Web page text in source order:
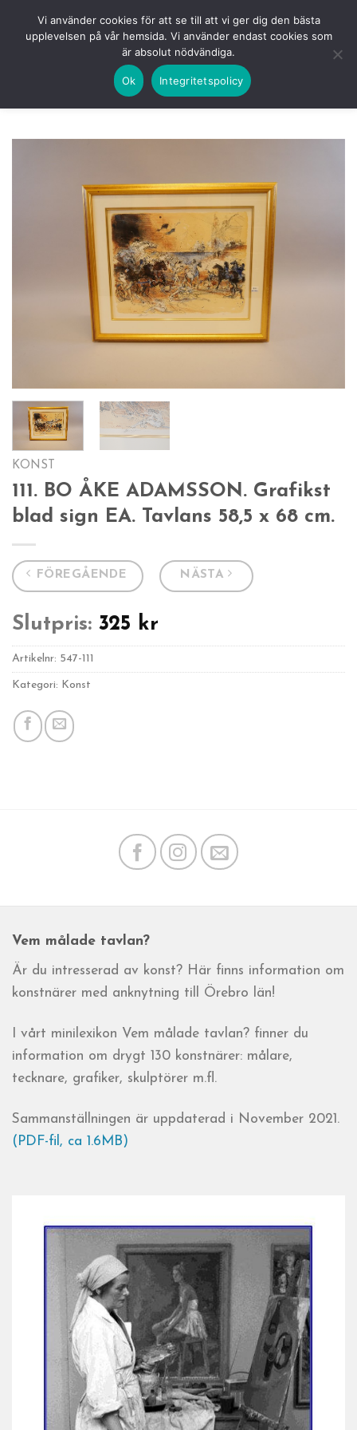
KOMMANDE LOGGA IN
KONST
111. BO ÅKE ADAMSSON. Grafikst
blad sign EA. Tavlans 58,5 x 68 cm.
FÖREGÅENDE NÄSTA
Slutpris: 325 kr
Artikelnr: 547-111
Kategori: Konst
Vem målade tavlan?
Är du intresserad av konst? Här finns information om
konstnärer med anknytning till Örebro län!
I vårt minilexikon Vem målade tavlan? finner du
information om drygt 130 konstnärer: målare,
tecknare, grafiker, skulptörer m.fl.
Sammanställningen är uppdaterad i November 2021.
(PDF-fil, ca 1.6MB)
Vi använder cookies för att se till att vi ger dig den bästa
upplevelsen på vår hemsida. Vi använder endast cookies som
är absolut nödvändiga.
Ok Integritetspolicy